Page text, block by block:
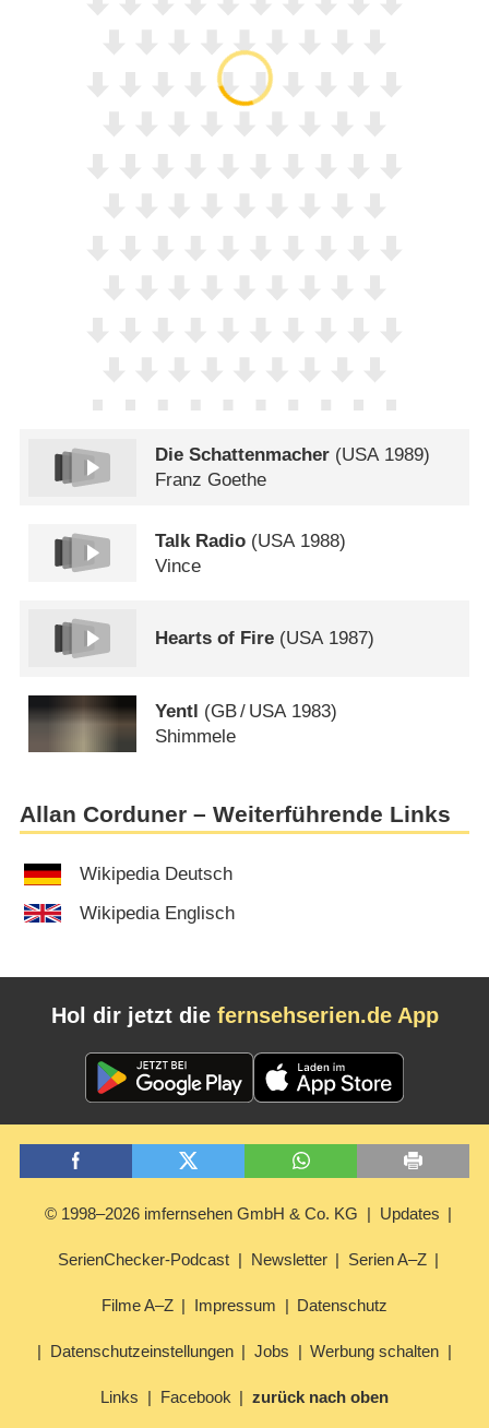
Die Schattenmacher (USA1989)
Franz Goethe
Talk Radio (USA 1988)
Vince
Hearts of Fire (USA1987)
Yentl (GB/ USA1983)
Shimmele
Allan Corduner – Weiterführende Links
Wikipedia Deutsch
Wikipedia Englisch
Hol dir jetzt die fernsehserien.de App
© 1998–2026 imfernsehen GmbH & Co. KG Updates
SerienChecker-Podcast Newsletter Serien A–Z
Filme A–Z Impressum Datenschutz
Datenschutzeinstellungen Jobs Werbung schalten
Links Facebook zurück nach oben